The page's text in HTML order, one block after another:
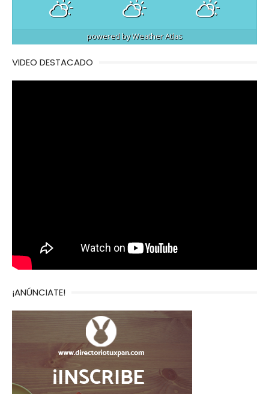
powered byWeather Atlas
VIDEO DESTACADO
¡ANÚNCIATE!